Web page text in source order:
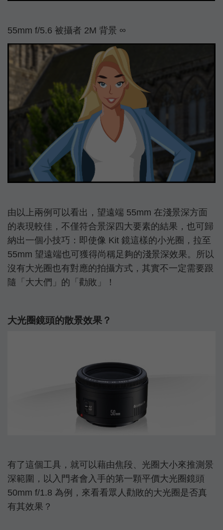
55mm f/5.6 被攝者 2M 背景 ∞
由以上兩例可以看出，望遠端 55mm 在淺景深方面
的表現較佳，不僅符合景深四大要素的結果，也可歸
納出一個小技巧：即使像 Kit 鏡這樣的小光圈，拉至
55mm 望遠端也可獲得尚稱足夠的淺景深效果。所以
沒有大光圈也有對應的拍攝方式，其實不一定需要跟
隨「大大們」的「勸敗」！
大光圈鏡頭的散景效果？
有了這個工具，就可以藉由焦段、光圈大小來推測景
深範圍，以入門者會入手的第一顆平價大光圈鏡頭
50mm f/1.8 為例，來看看眾人勸敗的大光圈是否真
有其效果？